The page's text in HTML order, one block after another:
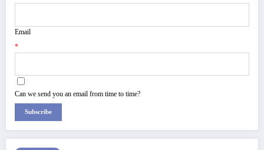
Email
*
Can we send you an email from time to time?
Subscribe